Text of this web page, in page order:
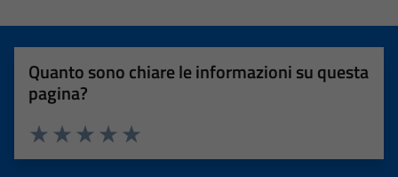
Quanto sono chiare le informazioni su questa
pagina?
Valuta 5 stelle su 5
Valuta 4 stelle su 5
Valuta 3 stelle su 5
Valuta 2 stelle su 5
Valuta 1 stelle su 5